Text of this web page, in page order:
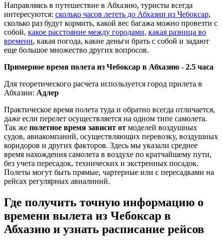
Направляясь в путешествие в Абхазию, туристы всегда
интересуются: сколько часов лететь до Абхазии из Чебоксар,
сколько раз будут кормить, какой вес багажа можно провезти с
собой, какое расстояние между городами, какая разница во
времени, какая погода, какие деньги брать с собой и задают
еще большое множество других вопросов.
Примерное время полета из Чебоксар в Абхазию - 2.5 часа
Для теоретического расчета используется город прилета в
Абхазии: Адлер
Практическое время полета туда и обратно всегда отличается,
даже если перелет осуществляется на одном типе самолета.
Так же полетное время зависит от моделей воздушных
судов, авиакомпаний, осуществляющих перевозку, воздушных
коридоров и других факторов. Здесь мы указали среднее
время нахождения самолета в воздухе по кратчайшему пути,
без учета пересадок, технических и экстренных посадок.
Полеты могут быть прямые, чартерные или с пересадками на
рейсах регулярных авиалиний.
Где получить точную информацию о
времени вылета из Чебоксар в
Абхазию и узнать расписание рейсов